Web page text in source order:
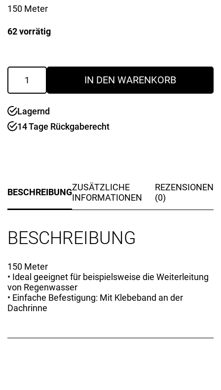
150 Meter
62 vorrätig
Regenfallfolie
transparent
Ø
mm
Menge
IN DEN WARENKORB
Lagernd
14 Tage Rückgaberecht
BESCHREIBUNGZUSÄTZLICHE
INFORMATIONEN
REZENSIONEN
(0)
BESCHREIBUNG
150 Meter
• Ideal geeignet für beispielsweise die Weiterleitung
von Regenwasser
• Einfache Befestigung: Mit Klebeband an der
Dachrinne